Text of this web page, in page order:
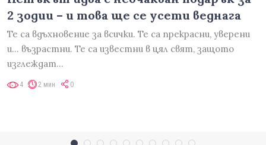
2 зодии – и това ще се усети веднага
Те са вдъхновение за всички. Те са прекрасни, уверени
и... възрастни. Те са известни в цял свят, защото
изглеждат…
4 2 мин 0